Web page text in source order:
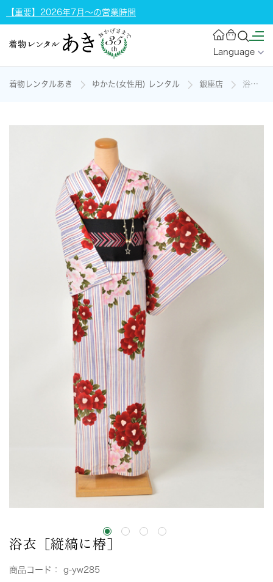
【重要】2026年7月～の営業時間
Language
着物レンタルあき ゆかた(女性用) レンタル 銀座店 浴衣［縦縞に椿］の着物レンタル
浴衣［縦縞に椿］
商品コード： g-yw285